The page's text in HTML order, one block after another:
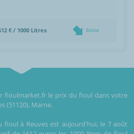
€ / 1000 Litres Baisse
fioulmarket.fr le prix du fioul dans votre
(51120), Marne.
fioul à Reuves est aujourd'hui, le 7 août